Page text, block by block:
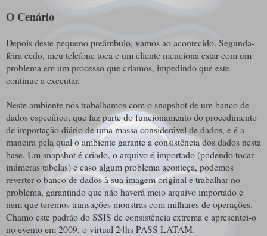
O Cenário
Depois deste pequeno preâmbulo, vamos ao acontecido. Segunda-
feira cedo, meu telefone toca e um cliente menciona estar com um
problema em um processo que criamos, impedindo que este
continue a executar.
Neste ambiente nós trabalhamos com o snapshot de um banco de
dados específico, que faz parte do funcionamento do procedimento
de importação diário de uma massa considerável de dados, e é a
maneira pela qual o ambiente garante a consistência dos dados nesta
base. Um snapshot é criado, o arquivo é importado (podendo tocar
inúmeras tabelas) e caso algum problema aconteça, podemos
reverter o banco de dados à sua imagem original e trabalhar no
problema, garantindo que não haverá meio arquivo importado e
nem que teremos transações monstras com milhares de operações.
Chamo este padrão do SSIS de consistência extrema e apresentei-o
no evento em 2009, o virtual 24hs PASS LATAM.